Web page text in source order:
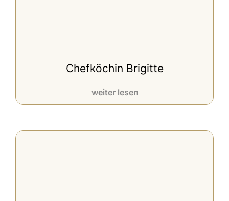
Chefköchin Brigitte
weiter lesen